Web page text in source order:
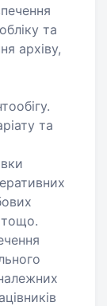
та
архіву,
та
тощо.